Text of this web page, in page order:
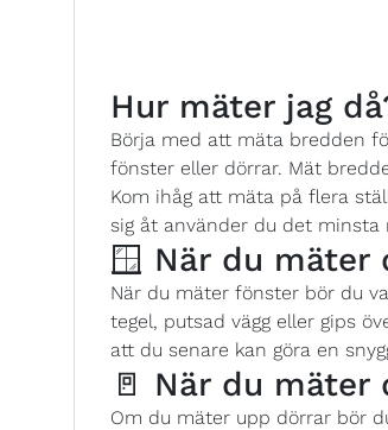
Hur mäter jag
Börja med att mäta bredden
fönster eller dörrar. Mät
Kom ihåg att mäta på flera
sig åt använder du det minsta
🪟 När du mäter
När du mäter fönster bör du
tegel, putsad vägg eller gips
att du senare kan göra en
🚪 När du
Om du mäter upp dörrar bör